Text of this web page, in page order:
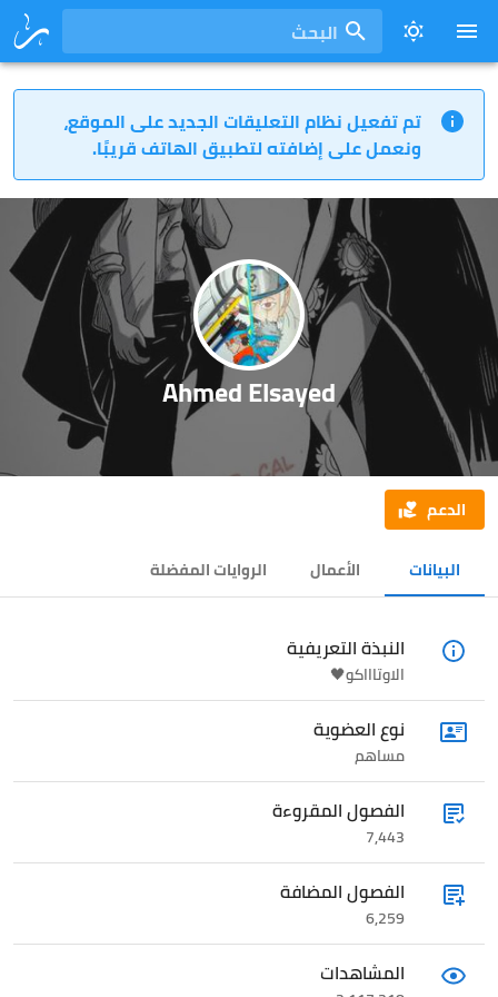
البحث
تم تفعيل نظام التعليقات الجديد على الموقع،
ونعمل على إضافته لتطبيق الهاتف قريبًا.
Ahmed Elsayed
الدعم
البيانات الأعمال الروايات المفضلة
النبذة التعريفية
الاوتاااكو🖤
نوع العضوية
مساهم
الفصول المقروءة
7,443
الفصول المضافة
6,259
المشاهدات